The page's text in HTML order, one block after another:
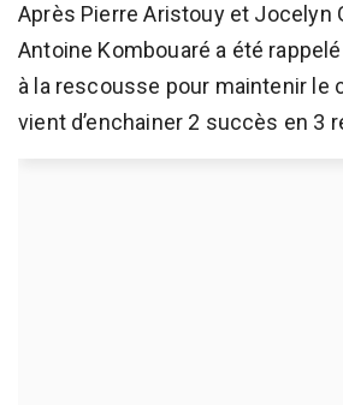
Après Pierre Aristouy et Jocelyn
Antoine Kombouaré a été
à la rescousse pour maintenir le
vient d’enchainer 2 succès en 3